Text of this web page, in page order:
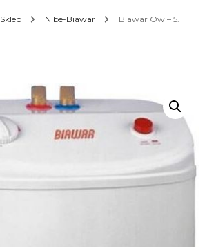
Sklep Nibe-Biawar
Biawar Ow – 5.1